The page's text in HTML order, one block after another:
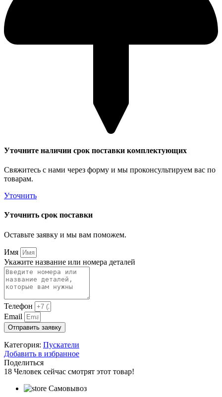
Уточните наличии срок поставки комплектующих
Свяжитесь с нами через форму и мы проконсультируем вас по
товарам.
Уточнить
Уточнить срок поставки
Оставьте заявку и мы вам поможем.
Имя
Укажите название или номера деталей
Телефон
Email
Отправить заявку
Категория: Пускатели
Добавить в избранное
Поделиться
18 Человек сейчас смотрят этот товар!
Самовывоз